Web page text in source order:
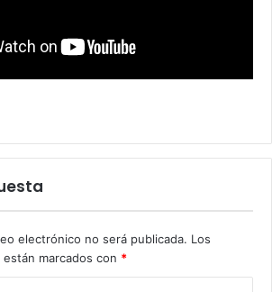
electrónico no será publicada. Los
marcados con *